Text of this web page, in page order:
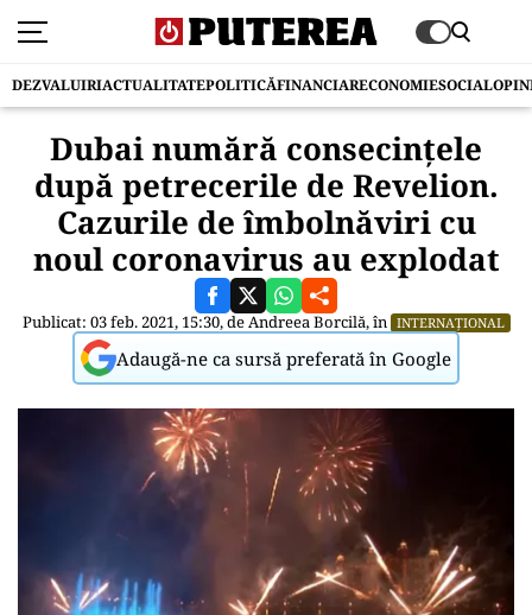
DEZVALUIRIACTUALITATEPOLITICĂFINANCIARECONOMIESOCIAL
Dubai numără consecințele
după petrecerile de Revelion.
Cazurile de îmbolnăviri cu
noul coronavirus au explodat
Publicat: 03 feb. 2021, 15:30, deAndreea Borcilă, în INTERNAȚIONAL
Adaugă-ne ca sursă preferată în Google